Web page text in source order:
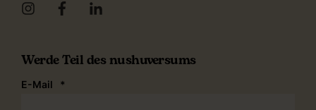
Werde Teil des nushuversums
E-Mail *